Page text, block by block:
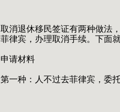
取消退休移民签证有两种做法
菲律宾，办理取消手续。下面
申请材料
第一种：人不过去菲律宾，委